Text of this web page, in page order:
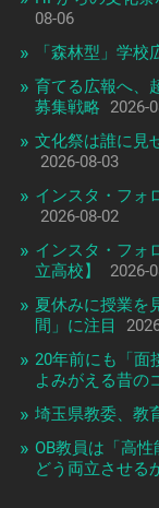
08-06
「森林型」学
育てる広報へ、
募集戦略
2026-
文化祭は誰に見
2026-08-03
インスタ・フォ
2026-08-02
インスタ・フォ
立高校】
2026-
夏休みに授業を
間」に注目
20年前にも「面
よみがえる昔の
埼玉県教委、教
OB教員は「高
どう両立させる